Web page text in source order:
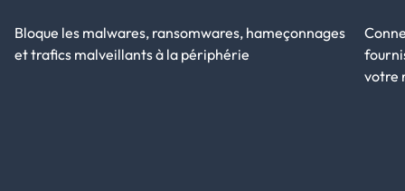
Bloque les malwares, ransomwares, hameçonnages
et trafics malveillants à la périphérie
votre